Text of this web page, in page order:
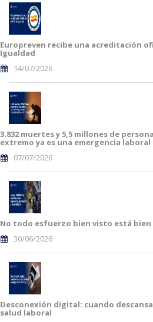
Europreven recibe una acreditación
Igualdad
14/07/2026
3.832 muertes y 5,5 millones de
extremo ya es una emergencia laboral
07/07/2026
No todo esfuerzo bien visto está
30/06/2026
Desconexión digital: cuando
salud laboral